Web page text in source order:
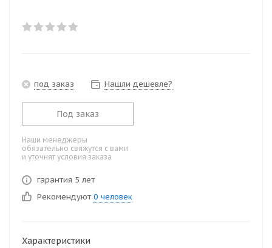
под заказ Нашли дешевле?
Под заказ
Наши менеджеры
обязательно свяжутся с вами
и уточнят условия заказа
гарантия 5 лет
Рекомендуют 0 человек
Характеристики